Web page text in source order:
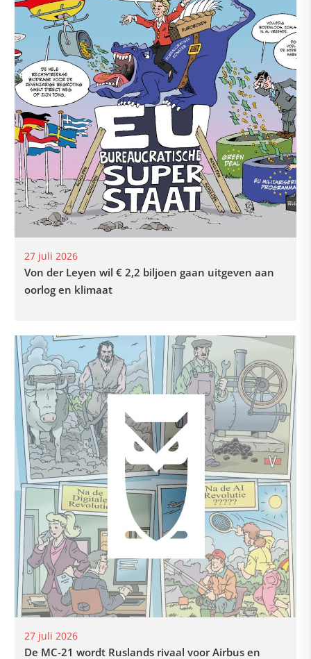
27 juli 2026
Von der Leyen wil € 2,2 biljoen gaan uitgeven aan
oorlog en klimaat
27 juli 2026
De MC-21 wordt Ruslands rivaal voor Airbus en